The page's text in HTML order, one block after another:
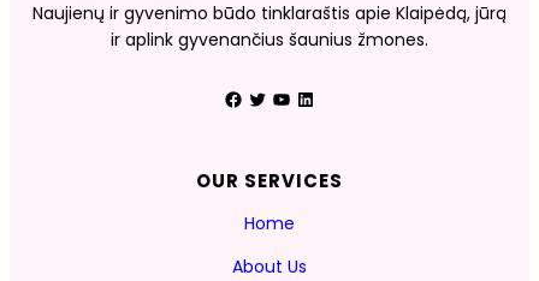
Naujienų ir gyvenimo būdo tinklaraštis apie Klaipėdą, jūrą
ir aplink gyvenančius šaunius žmones.
Facebook Twitter YouTube LinkedIn
OUR SERVICES
Home
About Us